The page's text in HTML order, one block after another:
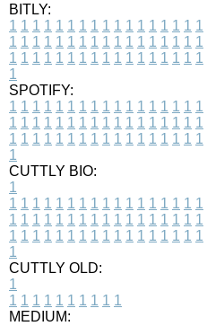
BITLY:
1 1 1 1 1 1 1 1 1 1 1 1 1 1 1 1 1
1 1 1 1 1 1 1 1 1 1 1 1 1 1 1 1 1
1 1 1 1 1 1 1 1 1 1 1 1 1 1 1 1 1
1
SPOTIFY:
1 1 1 1 1 1 1 1 1 1 1 1 1 1 1 1 1
1 1 1 1 1 1 1 1 1 1 1 1 1 1 1 1 1
1 1 1 1 1 1 1 1 1 1 1 1 1 1 1 1 1
1
CUTTLY BIO:
1
1 1 1 1 1 1 1 1 1 1 1 1 1 1 1 1 1
1 1 1 1 1 1 1 1 1 1 1 1 1 1 1 1 1
1 1 1 1 1 1 1 1 1 1 1 1 1 1 1 1 1
1
CUTTLY OLD:
1
1 1 1 1 1 1 1 1 1 1
MEDIUM: